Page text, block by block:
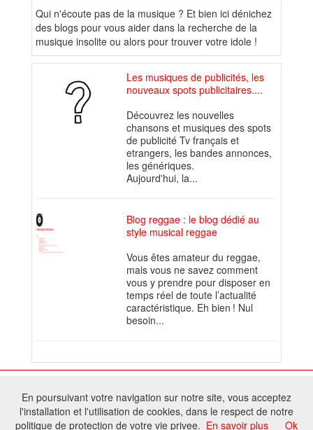
Qui n'écoute pas de la musique ? Et bien ici dénichez
des blogs pour vous aider dans la recherche de la
musique insolite ou alors pour trouver votre idole !
Les musiques de publicités, les
nouveaux spots publicitaires....
Découvrez les nouvelles
chansons et musiques des spots
de publicité Tv français et
etrangers, les bandes annonces,
les génériques.
Aujourd'hui, la...
Blog reggae : le blog dédié au
style musical reggae
Vous êtes amateur du reggae,
mais vous ne savez comment
vous y prendre pour disposer en
temps réel de toute l’actualité
caractéristique. Eh bien ! Nul
besoin...
FontAwesome
Tous droits réservés - Toute reproduction du contenu de ce site, même
partielle, est interdite sans accord du propriétaire.
En poursuivant votre navigation sur notre site, vous acceptez
l'installation et l'utilisation de cookies, dans le respect de notre
politique de protection de votre vie privee. En savoir plus Ok